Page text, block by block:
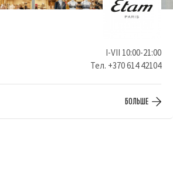
I-VII 10:00-21:00
Тел. +370 614 42104
БОЛЬШЕ